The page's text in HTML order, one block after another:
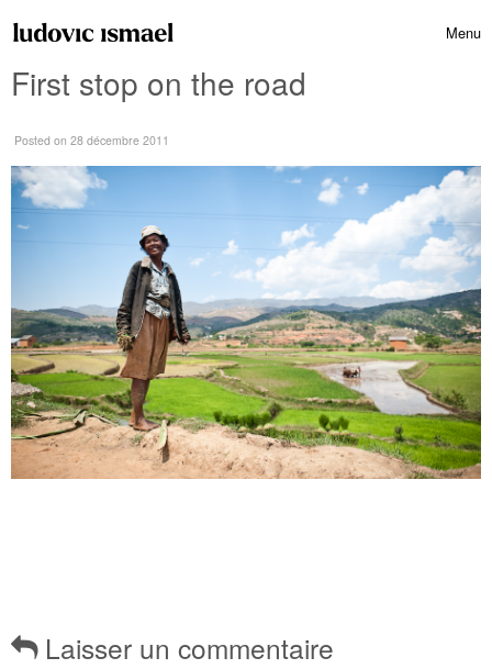
Menu
First stop on the road
Posted on 28 décembre 2011
Laisser un commentaire